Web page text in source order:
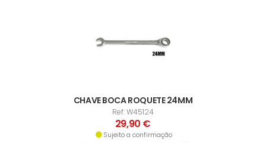
CHAVE BOCA ROQUETE 24MM
Ref: W45124
29,90 €
Sujeito a confirmação